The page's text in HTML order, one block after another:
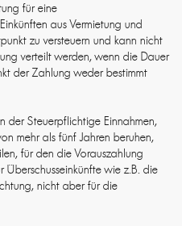
für eine
aus Vermietung und
zu versteuern und kann nicht
verteilt werden, wenn die Dauer
der Zahlung weder bestimmt
der Steuerpflichtige Einnahmen,
mehr als fünf Jahren beruhen,
für den die Vorauszahlung
wie z.B. die
nicht aber für die